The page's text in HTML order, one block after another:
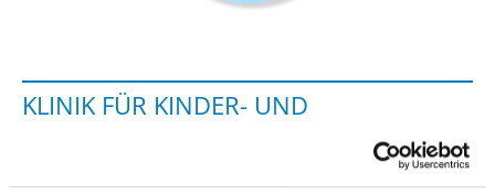
KLINIK FÜR KINDER- UND
JUGENDMEDIZIN - PROF. DR. MED.